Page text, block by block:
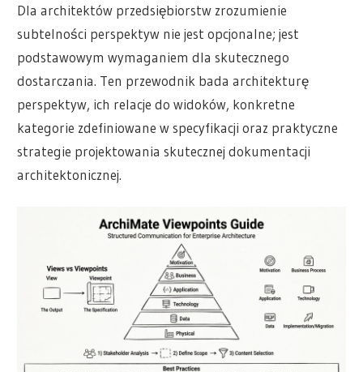
Dla architektów przedsiębiorstw zrozumienie
subtelności perspektyw nie jest opcjonalne; jest
podstawowym wymaganiem dla skutecznego
dostarczania. Ten przewodnik bada architekturę
perspektyw, ich relacje do widoków, konkretne
kategorie zdefiniowane w specyfikacji oraz praktyczne
strategie projektowania skutecznej dokumentacji
architektonicznej.